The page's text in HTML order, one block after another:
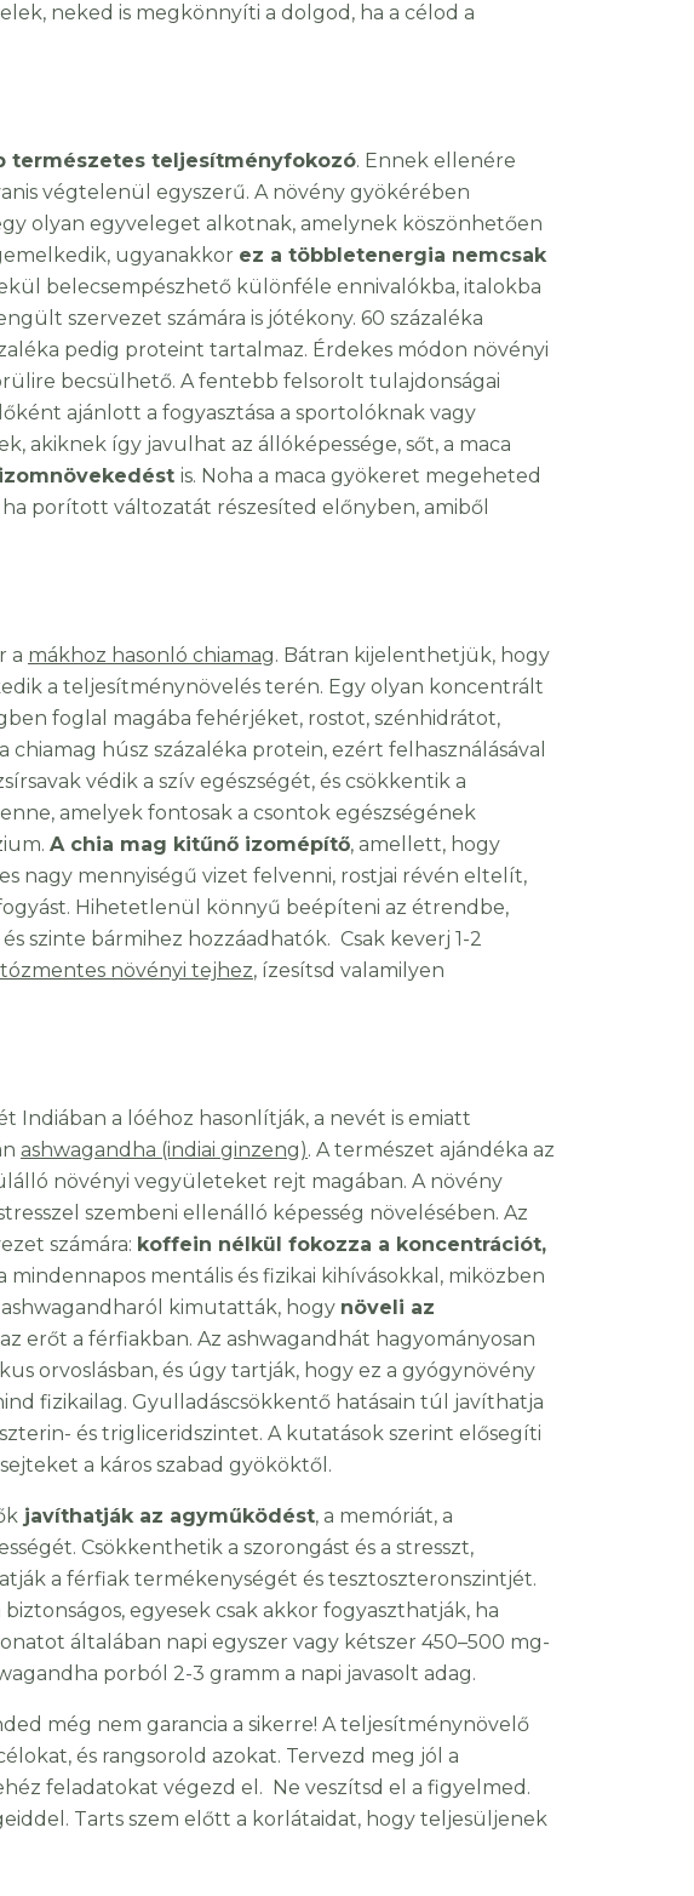
neked is megkönnyíti a dolgod, ha a célod a
természetes teljesítményfokozó. Ennek ellenére
végtelenül egyszerű. A növény gyökérében
olyan egyveleget alkotnak, amelynek köszönhetően
ugyanakkor ez a többletenergia nemcsak
belecsempészhető különféle ennivalókba, italokba
szervezet számára is jótékony. 60 százaléka
pedig proteint tartalmaz. Érdekes módon növényi
becsülhető. A fentebb felsorolt tulajdonságai
ajánlott a fogyasztása a sportolóknak vagy
akiknek így javulhat az állóképessége, sőt, a maca
is. Noha a maca gyökeret megeheted
porított változatát részesíted előnyben, amiből
a mákhoz hasonló chiamag. Bátran kijelenthetjük, hogy
a teljesítménynövelés terén. Egy olyan koncentrált
foglal magába fehérjéket, rostot, szénhidrátot,
húsz százaléka protein, ezért felhasználásával
védik a szív egészségét, és csökkentik a
amelyek fontosak a csontok egészségének
A chia mag kitűnő izomépítő, amellett, hogy
nagy mennyiségű vizet felvenni, rostjai révén eltelít,
Hihetetlenül könnyű beépíteni az étrendbe,
szinte bármihez hozzáadhatók. Csak keverj 1-2
növényi tejhez, ízesítsd valamilyen
Indiában a lóéhoz hasonlítják, a nevét is emiatt
ashwagandha (indiai ginzeng). A természet ajándéka az
növényi vegyületeket rejt magában. A növény
szembeni ellenálló képesség növelésében. Az
számára: koffein nélkül fokozza a koncentrációt,
mindennapos mentális és fizikai kihívásokkal, miközben
kimutatták, hogy növeli az
erőt a férfiakban. Az ashwagandhát hagyományosan
orvoslásban, és úgy tartják, hogy ez a gyógynövény
fizikailag. Gyulladáscsökkentő hatásain túl javíthatja
és trigliceridszintet. A kutatások szerint elősegíti
a káros szabad gyököktől.
javíthatják az agyműködést, a memóriát, a
Csökkenthetik a szorongást és a stresszt,
a férfiak termékenységét és tesztoszteronszintjét.
egyesek csak akkor fogyaszthatják, ha
általában napi egyszer vagy kétszer 450–500 mg-
porból 2-3 gramm a napi javasolt adag.
még nem garancia a sikerre! A teljesítménynövelő
és rangsorold azokat. Tervezd meg jól a
feladatokat végezd el. Ne veszítsd el a figyelmed.
Tarts szem előtt a korlátaidat, hogy teljesüljenek